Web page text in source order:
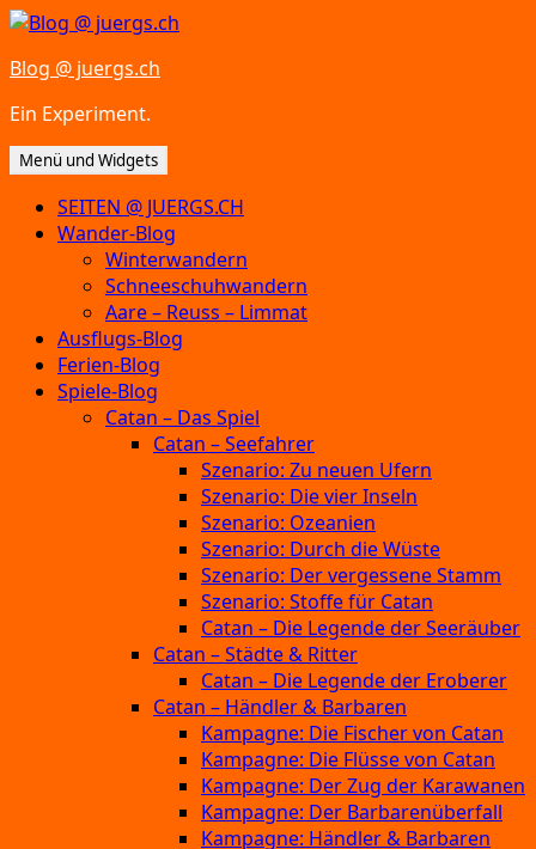
Zum
springen
Blog @ juergs.ch
Ein Experiment.
Menü und Widgets
SEITEN @ JUERGS.CH
Wander-Blog
Winterwandern
Schneeschuhwandern
Aare – Reuss – Limmat
Ausflugs-Blog
Ferien-Blog
Spiele-Blog
Catan – Das Spiel
Catan – Seefahrer
Szenario: Zu neuen Ufern
Szenario: Die vier Inseln
Szenario: Ozeanien
Szenario: Durch die Wüste
Szenario: Der vergessene Stamm
Szenario: Stoffe für Catan
Catan – Die Legende der Seeräuber
Catan – Städte & Ritter
Catan – Die Legende der Eroberer
Catan – Händler & Barbaren
Kampagne: Die Fischer von Catan
Kampagne: Die Flüsse von Catan
Kampagne: Der Zug der Karawanen
Kampagne: Der Barbarenüberfall
Kampagne: Händler & Barbaren